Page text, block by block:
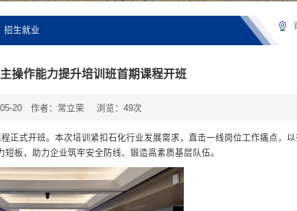
招生就业
操作能力提升培训班首期课程开班
20 作者：常立荣 浏览：49次
正式开班。本次培训紧扣石化行业发展需求，直击一线岗位工作痛点，
板，助力企业筑牢安全防线、锻造高素质基层队伍。